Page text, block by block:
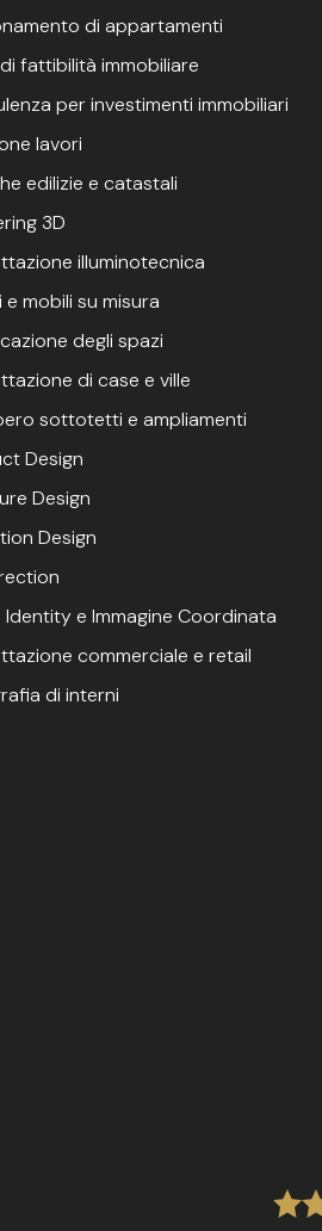
di appartamenti
fattibilità immobiliare
per investimenti immobiliari
lavori
edilizie e catastali
3D
illuminotecnica
e mobili su misura
degli spazi
di case e ville
sottotetti e ampliamenti
Design
Design
Design
Identity e Immagine Coordinata
commerciale e retail
di interni